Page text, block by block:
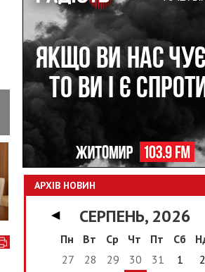
АРХІВ НОВИН
◀ СЕРПЕНЬ, 2026
Пн
Вт Ср Чт Пт Сб
27
28 29 30 31 1
2